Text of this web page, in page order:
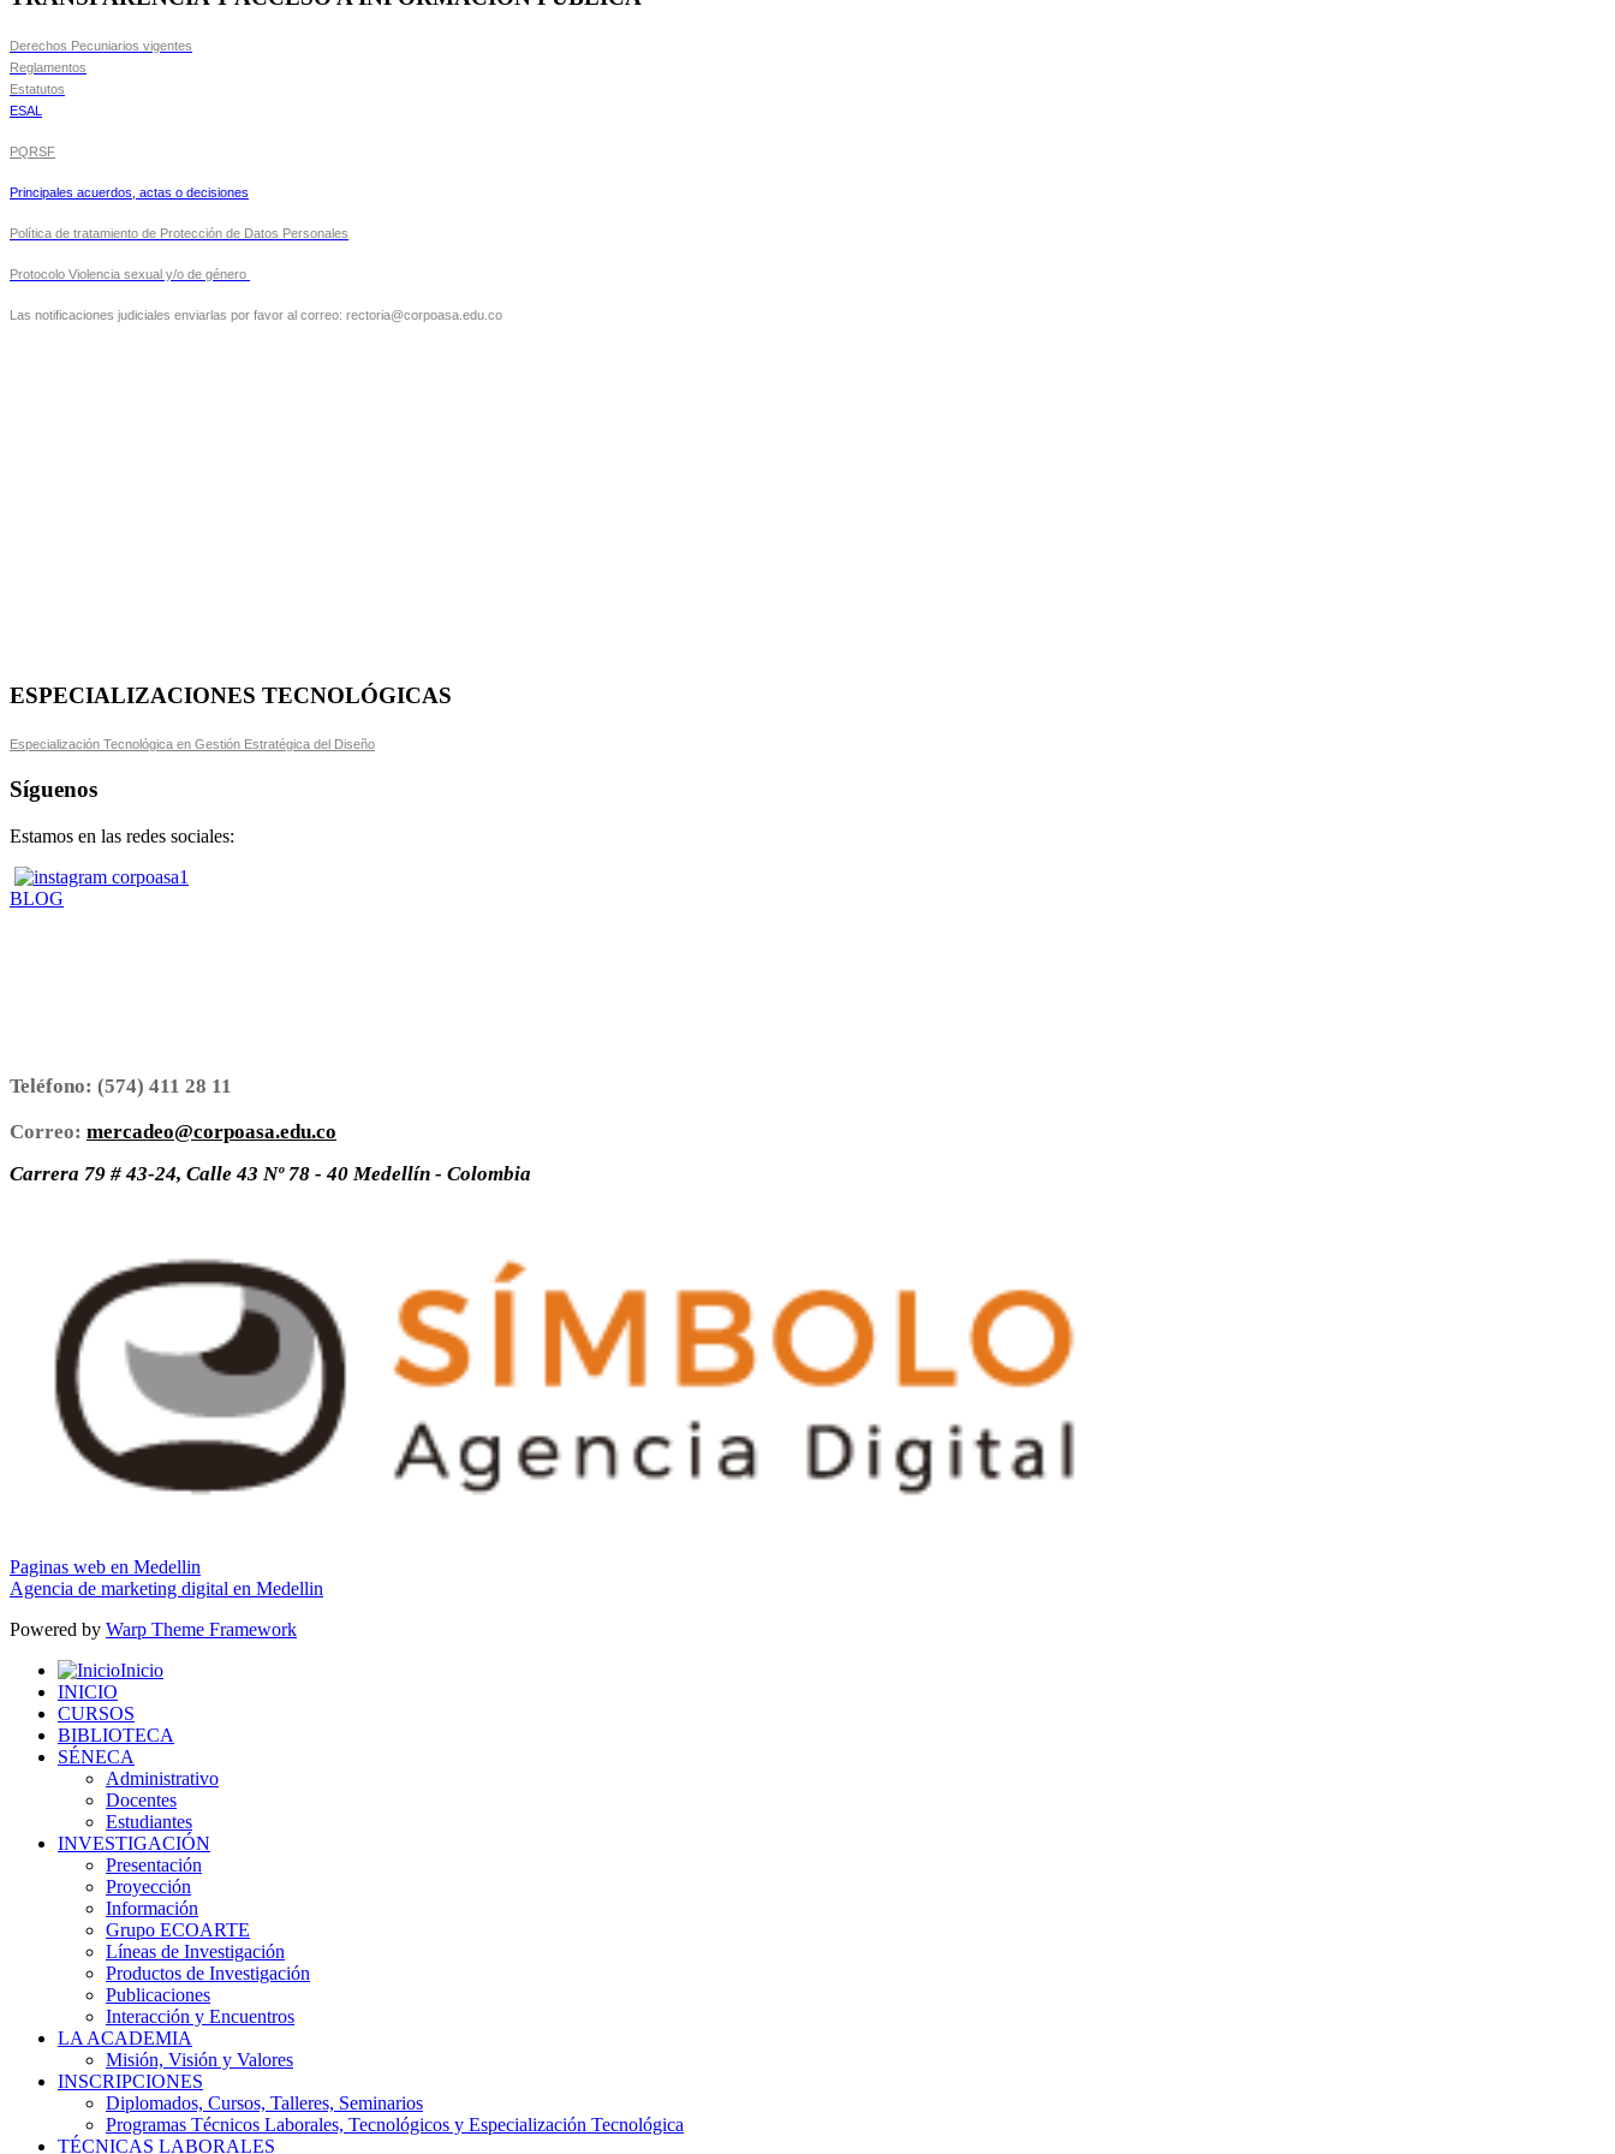
Derechos Pecuniarios vigentes
Reglamentos
Estatutos
ESAL
PQRSF
Principales acuerdos, actas o decisiones
Política de tratamiento de Protección de Datos Personales
Protocolo Violencia sexual y/o de género
Las notificaciones judiciales enviarlas por favor al correo: rectoria@corpoasa.edu.co
ESPECIALIZACIONES TECNOLÓGICAS
Especialización Tecnológica en Gestión Estratégica del Diseño
Síguenos
Estamos en las redes sociales:
BLOG
Teléfono: (574) 411 28 11
Correo: mercadeo@corpoasa.edu.co
Carrera 79 # 43-24, Calle 43 Nº 78 - 40 Medellín - Colombia
Paginas web en Medellin
Agencia de marketing digital en Medellin
Powered by Warp Theme Framework
Inicio
INICIO
CURSOS
BIBLIOTECA
SÉNECA
Administrativo
Docentes
Estudiantes
INVESTIGACIÓN
Presentación
Proyección
Información
Grupo ECOARTE
Líneas de Investigación
Productos de Investigación
Publicaciones
Interacción y Encuentros
LA ACADEMIA
Misión, Visión y Valores
INSCRIPCIONES
Diplomados, Cursos, Talleres, Seminarios
Programas Técnicos Laborales, Tecnológicos y Especialización Tecnológica
TÉCNICAS LABORALES